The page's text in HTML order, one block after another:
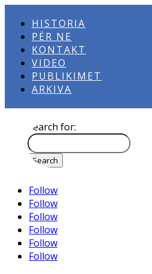
HISTORIA
PËR NE
KONTAKT
VIDEO
PUBLIKIMET
ARKIVA
Search for:
Follow
Follow
Follow
Follow
Follow
Follow